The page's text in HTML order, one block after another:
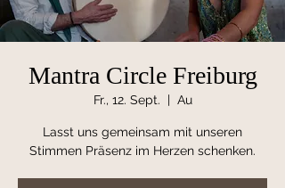
Mantra Circle Freiburg
Fr., 12. Sept.
  |
Au
Lasst uns gemeinsam mit unseren